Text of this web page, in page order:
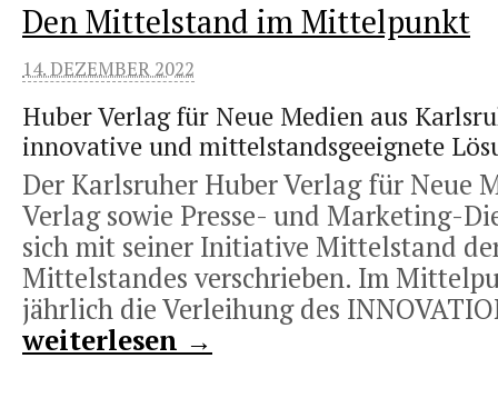
Den Mittelstand im Mittelpunkt
14. DEZEMBER 2022
Huber Verlag für Neue Medien aus
innovative und mittelstandsgeeignete
Der Karlsruher Huber Verlag für Neue
Verlag sowie Presse- und Marketing-
sich mit seiner Initiative Mittelstand
Mittelstandes verschrieben. Im
jährlich die Verleihung des
weiterlesen →